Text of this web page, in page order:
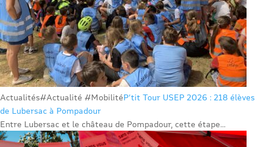
Actualités#Actualité #MobilitéP’tit Tour USEP 2026 : 218 élèves
de Lubersac à Pompadour
Entre Lubersac et le château de Pompadour, cette étape...